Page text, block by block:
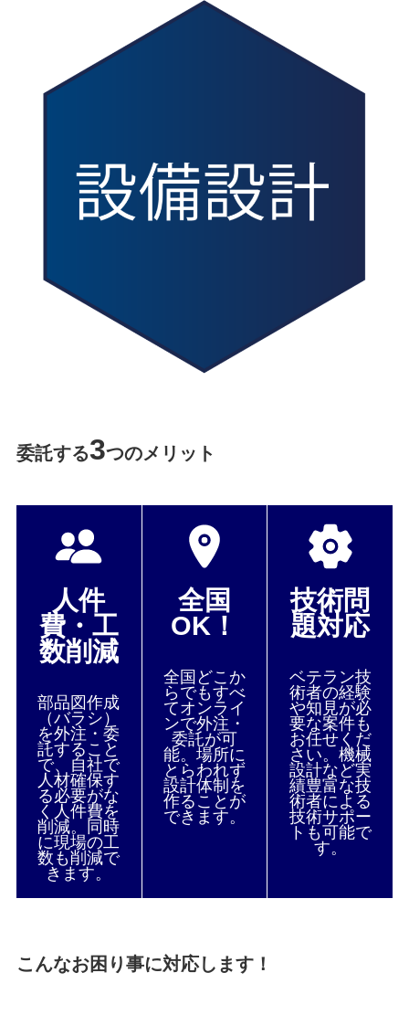
委託する3つのメリット
人件
費・工
数削減
部品図作成
（バラシ）
を外注・委
託すること
で、自社で
人材確保す
る必要がな
く人件費を
削減。同時
に現場の工
数も削減で
きます。
全国
OK！
全国どこか
らでもすべ
てオンライ
ンで外注・
委託が可
能。場所に
とらわれず
設計体制を
作ることが
できます。
技術問
題対応
ベテラン技
術者の経験
や知見が必
要な案件も
お任せくだ
さい。機械
設計など実
績豊富な技
術者による
技術サポー
トも可能で
す。
こんなお困り事に対応します！